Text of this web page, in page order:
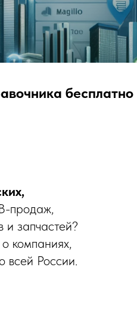
бесплатно
продаж,
запчастей?
компаниях,
всей России.